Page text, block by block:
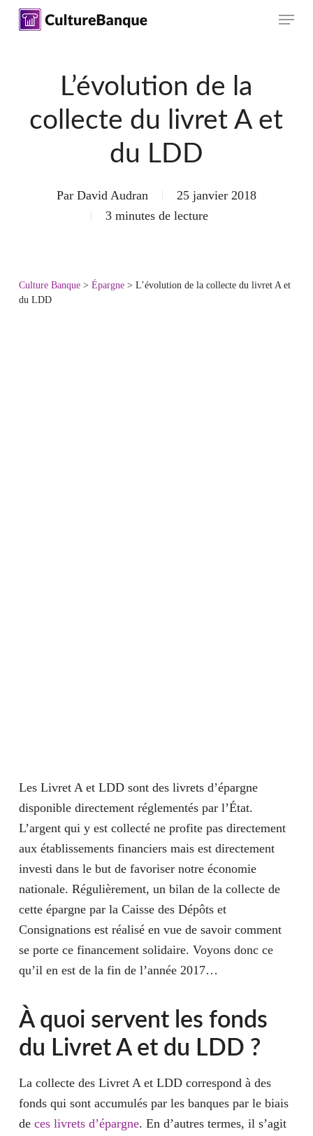
Skip
Menu
L’évolution de la
collecte du livret A et
du LDD
Par David Audran
25 janvier 2018
3 minutes de lecture
Culture Banque> Épargne> L’évolution de la collecte du livret A et
du LDD
Les Livret A et LDD sont des livrets d’épargne
disponible directement réglementés par l’État.
L’argent qui y est collecté ne profite pas directement
aux établissements financiers mais est directement
investi dans le but de favoriser notre économie
nationale. Régulièrement, un bilan de la collecte de
cette épargne par la Caisse des Dépôts et
Consignations est réalisé en vue de savoir comment
se porte ce financement solidaire. Voyons donc ce
qu’il en est de la fin de l’année 2017…
À quoi servent les fonds
du Livret A et du LDD ?
La collectedes Livret A et LDD correspond à des
fonds qui sont accumulés par les banques par le biais
de ces livrets d’épargne. En d’autres termes, il s’agit